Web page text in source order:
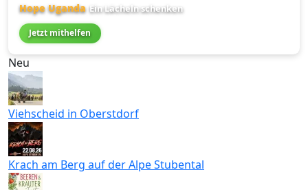
Hope Uganda Ein Lächeln schenken
Jetzt mithelfen
Neu
Viehscheid in Oberstdorf
Krach am Berg auf der Alpe Stubental